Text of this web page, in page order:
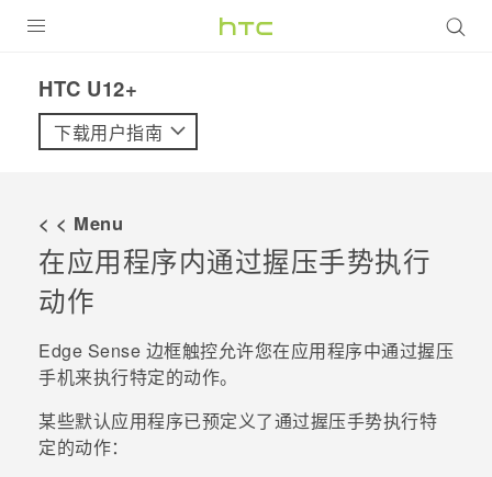
VIVE
支持帮助
在线客服
HTC U12+‎
下载用户指南
< < Menu
在应用程序内通过握压手势执行
动作
Edge Sense 边框触控允许您在应用程序中通过握压
手机来执行特定的动作。
某些默认应用程序已预定义了通过握压手势执行特
定的动作：